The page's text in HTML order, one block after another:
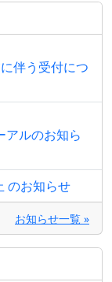
伴う受付につ
アルのお知ら
のお知らせ
お知らせ一覧 »